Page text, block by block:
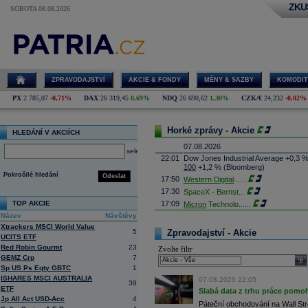
SOBOTA 08.08.2026
ZPRAVODAJSTVÍ AKCIE & FONDY MĚNY & SAZBY
PX 2 785,07 -0,71% DAX 26 319,45 0,69% NDQ 26 690,62 1,30% CZK/€ 24,232 -0,02%
HLEDÁNÍ V AKCIÍCH
select
Odeslat
Pokročilé hledání
TOP AKCIE
Název
Návštěvy
Xtrackers MSCI World Value
UCITS ETF
5
Red Robin Gourmt
23
GEMZ Crp
7
Sp US Ps Eqty GBTC
1
ISHARES MSCI AUSTRALIA
ETF
38
Jp All Act USD-Acc
4
Horké zprávy - Akcie
07.08.2026
22:01
Dow Jones Industrial Average +0,3
100 +1,2 % (Bloomberg)
17:50 Western Digital
17:30 SpaceX - Bernst
17:09 Micron Technolo
16:26
Objem obchodů s akciemi na
obchodů za poslední rok je 0,665
16:23 Zvýšení výroby balistických střel
nějakou dobu potrvá. Agentuře
Armin Papperger. Společná výroba
doplnit arzenál Spojeným státům,
(ČTK)
16:07 Conocophillips
Zpravodajství - Akcie
Zvolte filtr
07.08.2026 22:05
Slabá data z trhu práce
Páteční obchodování na Wall